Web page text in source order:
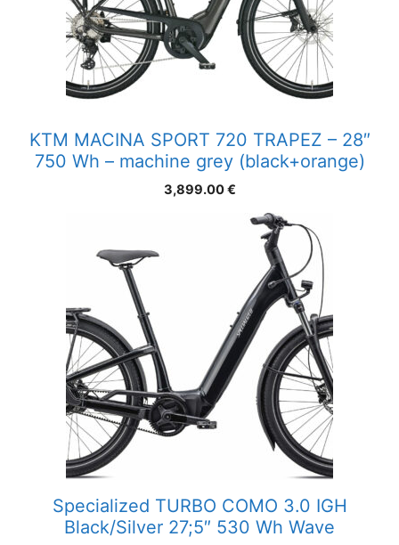
KTM MACINA SPORT 720 TRAPEZ – 28″
750 Wh – machine grey (black+orange)
3,899.00€
Specialized TURBO COMO 3.0 IGH
Black/Silver 27;5″ 530 Wh Wave